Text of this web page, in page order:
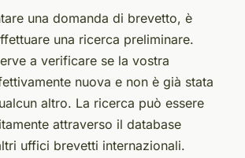
una domanda di brevetto, è
una ricerca preliminare.
a verificare se la vostra
nuova e non è già stata
altro. La ricerca può essere
attraverso il database
uffici brevetti internazionali.